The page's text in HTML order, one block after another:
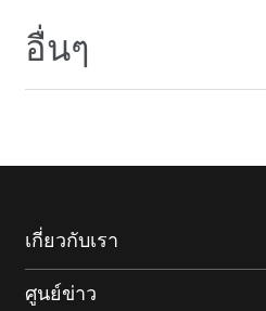
อื่นๆ
เกี่ยวกับเรา
ศูนย์ข่าว